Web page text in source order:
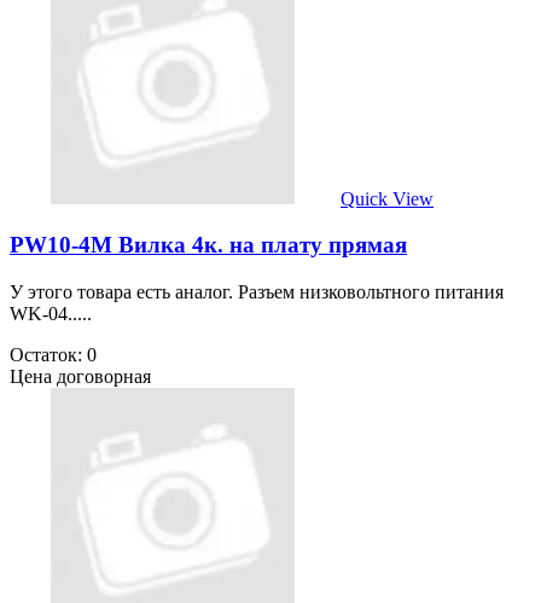
Quick View
PW10-4M Вилка 4к. на плату прямая
У этого товара есть аналог. Разъем низковольтного питания
WK-04.....
Остаток: 0
Цена договорная